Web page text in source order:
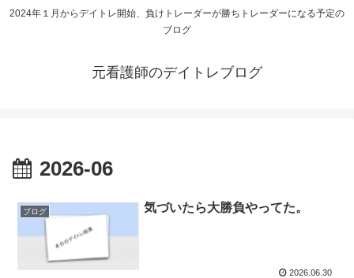
2024年１月からデイトレ開始、負けトレーダーが勝ちトレーダーになる予定の
ブログ
元看護師のデイトレブログ
2026-06
ブログ 気づいたら大勝負やってた。
2026.06.30